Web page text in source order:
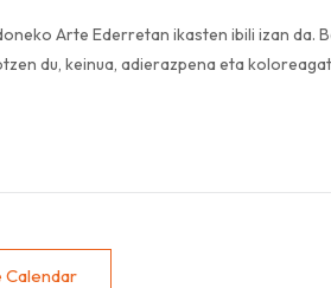
Arte Ederretan ikasten ibili izan da.
du, keinua, adierazpena eta
Calendar